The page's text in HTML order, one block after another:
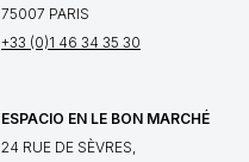
75007 PARIS
+33 (0)1 46 34 35 30
ESPACIO EN LE BON MARCHÉ
24 RUE DE SÈVRES,